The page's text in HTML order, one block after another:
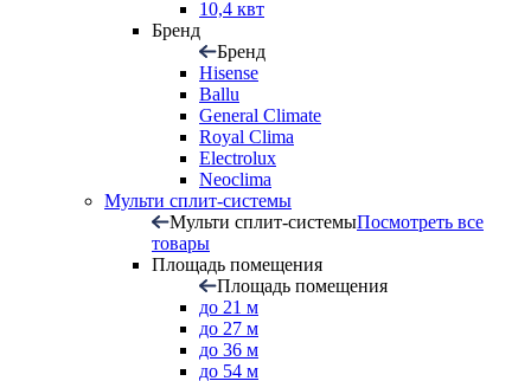
10,4 квт
Бренд
Бренд
Hisense
Ballu
General Climate
Royal Clima
Electrolux
Neoclima
Мульти сплит-системы
Мульти сплит-системыПосмотреть все
товары
Площадь помещения
Площадь помещения
до 21 м
до 27 м
до 36 м
до 54 м